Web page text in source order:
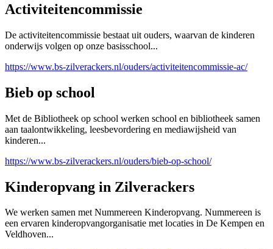
Activiteitencommissie
De activiteitencommissie bestaat uit ouders, waarvan de kinderen
onderwijs volgen op onze basisschool...
https://www.bs-zilverackers.nl/ouders/activiteitencommissie-ac/
Bieb op school
Met de Bibliotheek op school werken school en bibliotheek samen
aan taalontwikkeling, leesbevordering en mediawijsheid van
kinderen...
https://www.bs-zilverackers.nl/ouders/bieb-op-school/
Kinderopvang in Zilverackers
We werken samen met Nummereen Kinderopvang. Nummereen is
een ervaren kinderopvangorganisatie met locaties in De Kempen en
Veldhoven...